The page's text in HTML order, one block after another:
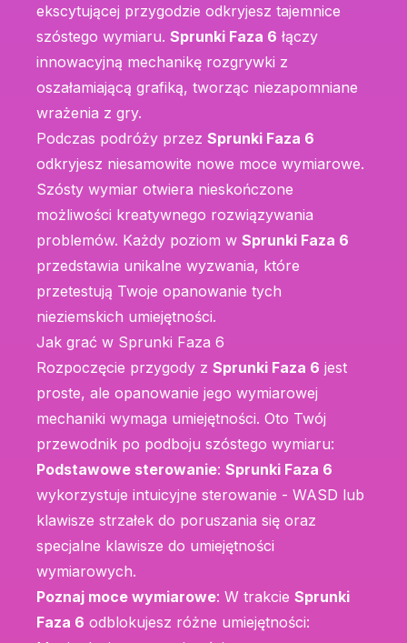
ekscytującej przygodzie odkryjesz tajemnice
szóstego wymiaru. Sprunki Faza 6 łączy
innowacyjną mechanikę rozgrywki z
oszałamiającą grafiką, tworząc niezapomniane
wrażenia z gry.
Podczas podróży przez Sprunki Faza 6
odkryjesz niesamowite nowe moce wymiarowe.
Szósty wymiar otwiera nieskończone
możliwości kreatywnego rozwiązywania
problemów. Każdy poziom w Sprunki Faza 6
przedstawia unikalne wyzwania, które
przetestują Twoje opanowanie tych
nieziemskich umiejętności.
Jak grać w Sprunki Faza 6
Rozpoczęcie przygody z Sprunki Faza 6 jest
proste, ale opanowanie jego wymiarowej
mechaniki wymaga umiejętności. Oto Twój
przewodnik po podboju szóstego wymiaru:
Podstawowe sterowanie: Sprunki Faza 6
wykorzystuje intuicyjne sterowanie - WASD lub
klawisze strzałek do poruszania się oraz
specjalne klawisze do umiejętności
wymiarowych.
Poznaj moce wymiarowe: W trakcie Sprunki
Faza 6 odblokujesz różne umiejętności: